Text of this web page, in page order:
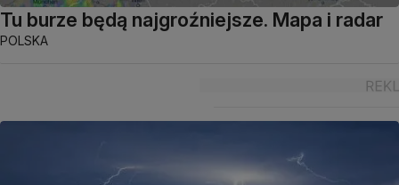
Tu burze będą najgroźniejsze. Mapa i radar
POLSKA